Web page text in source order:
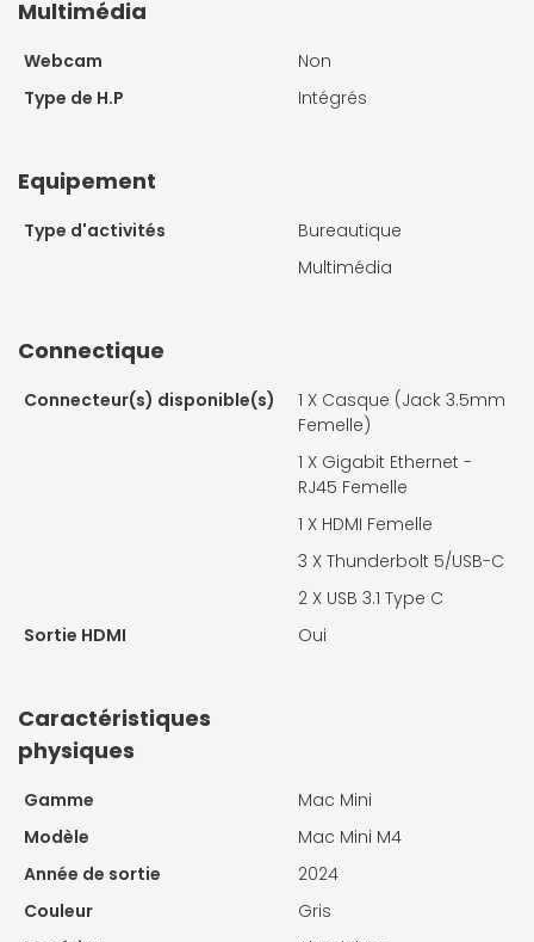
Multimédia
Webcam
Non
Type de H.P
Intégrés
Equipement
Type d'activités
Bureautique
Multimédia
Connectique
Connecteur(s) disponible(s) 1 X Casque (Jack 3.5mm
Femelle)
1 X Gigabit Ethernet -
RJ45 Femelle
1 X HDMI Femelle
3 X Thunderbolt 5/USB-C
2 X USB 3.1 Type C
Sortie HDMI
Oui
Caractéristiques
physiques
Gamme
Mac Mini
Modèle
Mac Mini M4
Année de sortie
2024
Couleur
Gris